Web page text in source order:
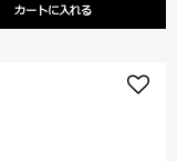
カートに入れる